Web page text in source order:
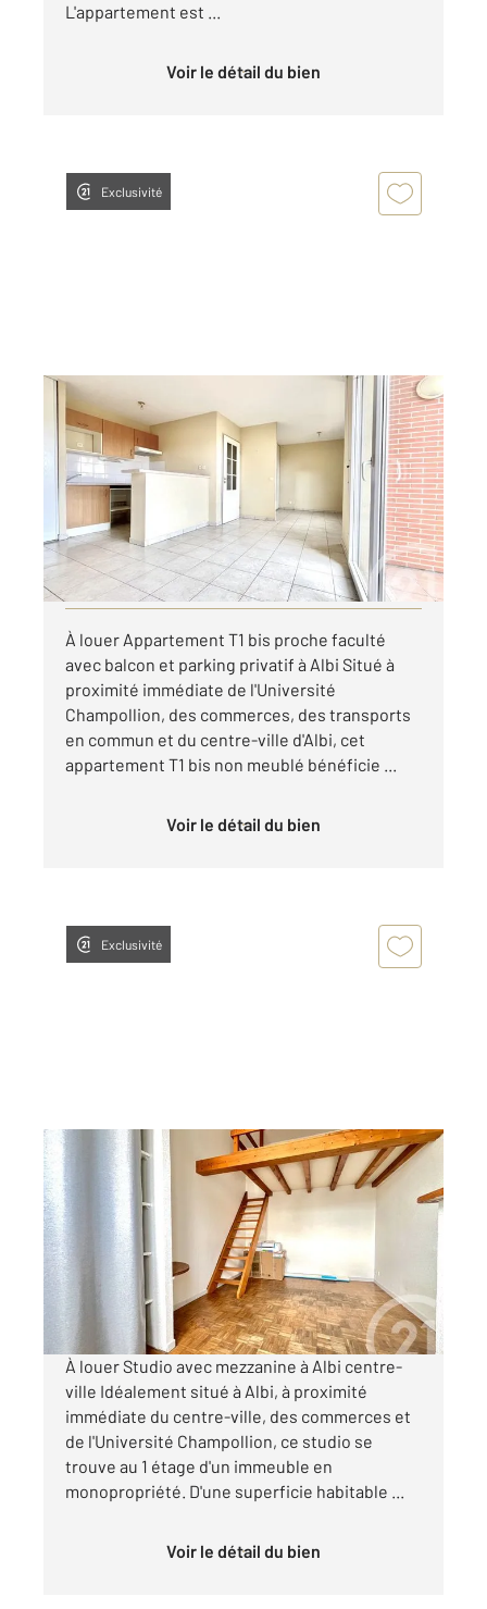
L'appartement est ...
Voir le détail du bien
Exclusivité
ALBI 81
31,78 m2, 1 pièce
Ref : 2304
Appartement Studio à louer
490 €
par mois charges comprises
Visiter le site dédié
À louer Appartement T1 bis proche faculté
avec balcon et parking privatif à Albi Situé à
proximité immédiate de l'Université
Champollion, des commerces, des transports
en commun et du centre-ville d'Albi, cet
appartement T1 bis non meublé bénéficie ...
Voir le détail du bien
Exclusivité
ALBI 81
16,45 m , 1 pièce
Ref : 2302
Appartement Studio à louer
420 €
par mois charges comprises
À louer Studio avec mezzanine à Albi centre-
ville Idéalement situé à Albi, à proximité
immédiate du centre-ville, des commerces et
de l'Université Champollion, ce studio se
trouve au 1 étage d'un immeuble en
monopropriété. D'une superficie habitable ...
Voir le détail du bien